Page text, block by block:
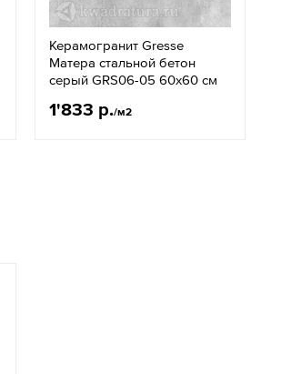
Керамогранит Gresse
Матера стальной бетон
серый GRS06-05 60х60 см
1'833 р./м2